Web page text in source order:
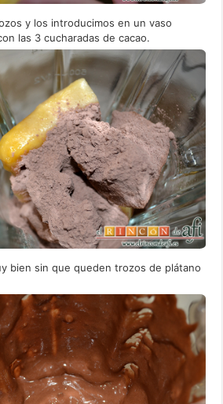
y los introducimos en un vaso
las 3 cucharadas de cacao.
bien sin que queden trozos de plátano